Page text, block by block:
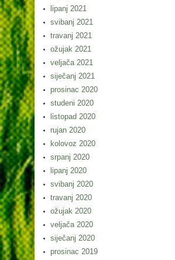
lipanj 2021
svibanj 2021
travanj 2021
ožujak 2021
veljača 2021
siječanj 2021
prosinac 2020
studeni 2020
listopad 2020
rujan 2020
kolovoz 2020
srpanj 2020
lipanj 2020
svibanj 2020
travanj 2020
ožujak 2020
veljača 2020
siječanj 2020
prosinac 2019